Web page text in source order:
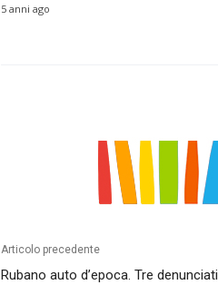
5 anni ago
Articolo precedente
Rubano auto d’epoca. Tre denunciati